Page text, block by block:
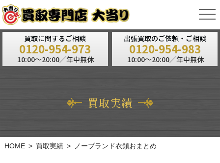
買取に関するご相談
0120-954-973
10:00～20:00／年中無休
出張買取のご依頼・ご相談
0120-954-983
10:00～20:00／年中無休
買取実績
HOME 買取実績 ノーブランド衣類おまとめ